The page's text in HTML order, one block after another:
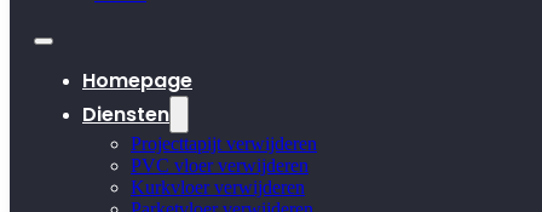
Homepage
Diensten
Projecttapijt verwijderen
PVC vloer verwijderen
Kurkvloer verwijderen